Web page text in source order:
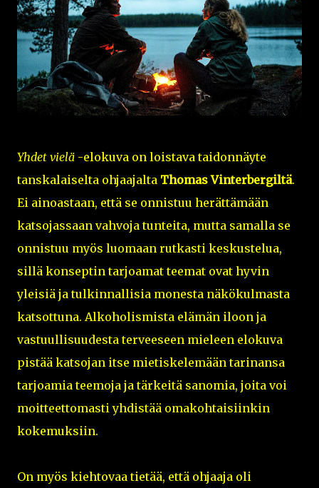
Yhdet vielä -elokuva on loistava taidonnäyte
tanskalaiselta ohjaajalta Thomas Vinterbergiltä.
Ei ainoastaan, että se onnistuu herättämään
katsojassaan vahvoja tunteita, mutta samalla se
onnistuu myös luomaan rutkasti keskustelua,
sillä konseptin tarjoamat teemat ovat hyvin
yleisiä ja tulkinnallisia monesta näkökulmasta
katsottuna. Alkoholismista elämän iloon ja
vastuullisuudesta terveeseen mieleen elokuva
pistää katsojan itse mietiskelemään tarinansa
tarjoamia teemoja ja tärkeitä sanomia, joita voi
moitteettomasti yhdistää omakohtaisiinkin
kokemuksiin.
On myös kiehtovaa tietää, että ohjaaja oli